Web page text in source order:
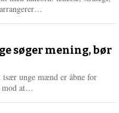
e
søger mening, bør
især unge mænd er åbne for
mod at…